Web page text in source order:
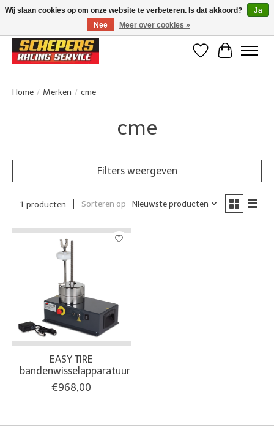
Klanten beoordelen ons met een 4,8/5 op Google reviews
Verlanglijst
Home / Merken / cme
cme
Filters weergeven
1 producten Sorteren op Nieuwste producten
EASY TIRE
bandenwisselapparatuur
€968,00
Wij slaan cookies op om onze website te verbeteren. Is dat akkoord?
Ja
Nee
Meer over cookies »